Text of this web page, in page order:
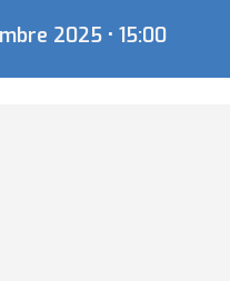
2025 • 15:00